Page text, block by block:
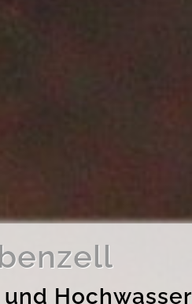
Hochwasser